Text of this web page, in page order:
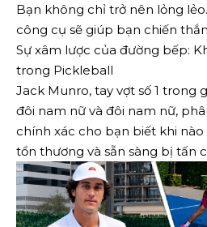
Bạn không chỉ trở nên lỏng
công cụ sẽ giúp bạn chiến
Sự xâm lược của đường bếp:
trong Pickleball
Jack Munro, tay vợt số 1 trong
đôi nam nữ và đôi nam nữ,
chính xác cho bạn biết khi
tổn thương và sẵn sàng bị tấn